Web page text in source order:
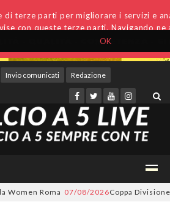
OK
di terze parti per migliorare i servizi e
con queste terze parti. Navigando
Invio comunicati Redazione
Roma 07/08/2026Coppa Divisione, si